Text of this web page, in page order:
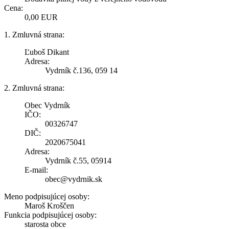
Cena:
0,00 EUR
1. Zmluvná strana:
Ľuboš Dikant
Adresa:
Vydrník č.136, 059 14
2. Zmluvná strana:
Obec Vydrník
IČO:
00326747
DIČ:
2020675041
Adresa:
Vydrník č.55, 05914
E-mail:
obec@vydrnik.sk
Meno podpisujúcej osoby:
Maroš Kroščen
Funkcia podpisujúcej osoby:
starosta obce